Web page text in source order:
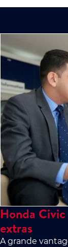
Honda
extras
A grande